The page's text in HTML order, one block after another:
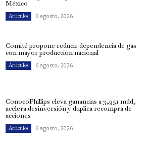
México
Artículos 6 agosto, 2026
Comité propone reducir dependencia de gas
con mayor producción nacional
Artículos 6 agosto, 2026
ConocoPhillips eleva ganancias a 3,951 mdd,
acelera desinversión y duplica recompra de
acciones
Artículos 6 agosto, 2026